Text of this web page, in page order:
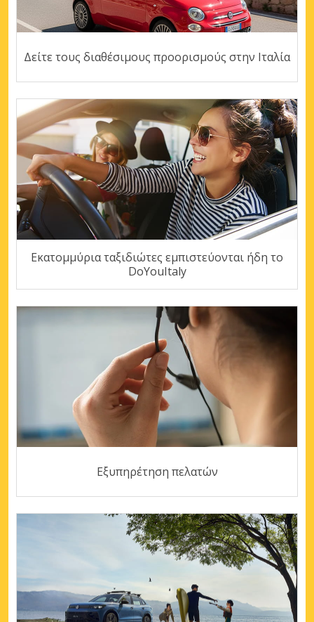
Δείτε τους διαθέσιμους προορισμούς στην Ιταλία
Εκατομμύρια ταξιδιώτες εμπιστεύονται ήδη το
DoYouItaly
Εξυπηρέτηση πελατών